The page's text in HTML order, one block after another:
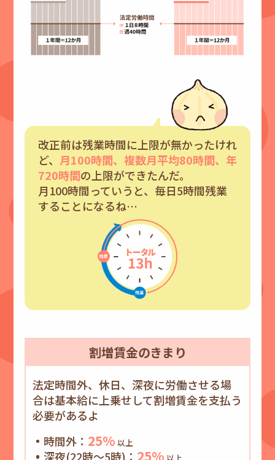
改正前は残業時間に上限が無かったけれ
ど、 月100時間、複数月平均80時間、年
720時間の上限ができたんだ。
月100時間っていうと、毎日5時間残業
することになるね…
割増賃金のきまり
法定時間外、休日、深夜に労働させる場
合は基本給に上乗せして割増賃金を支払う
必要があるよ
時間外： 25% 以上
深夜(22時～5時)： 25%